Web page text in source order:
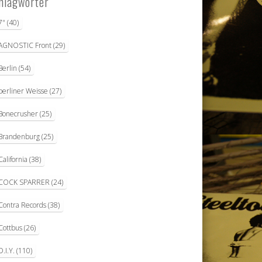
(40)
Front(29)
(54)
Weisse (27)
(25)
(25)
(38)
SPARRER (24)
Records(38)
(26)
(110)